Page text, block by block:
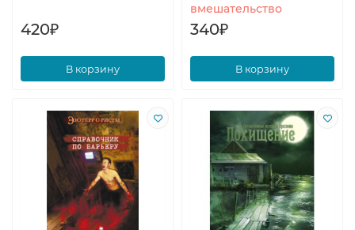
420₽
В корзину
вмешательство
340₽
В корзину